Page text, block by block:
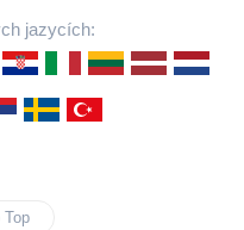
jazycích:
Top